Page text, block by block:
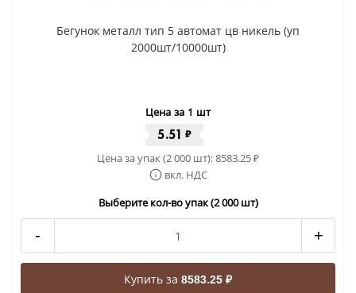
Бегунок металл тип 5 автомат цв никель (уп
2000шт/10000шт)
Цена за 1 шт
5.51 ₽
Цена за упак (2 000 шт):8583.25₽
вкл. НДС
Выберите кол-во упак (2 000 шт)
- +
Купить за 8583.25 ₽